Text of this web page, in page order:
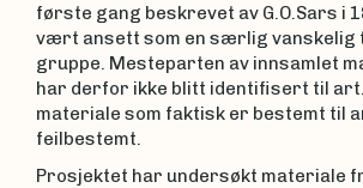
første gang beskrevet av G.O.Sars i
vært ansett som en særlig vanskelig
gruppe. Mesteparten av innsamlet
har derfor ikke blitt identifisert til
materiale som faktisk er bestemt til
feilbestemt.
Prosjektet har undersøkt materiale